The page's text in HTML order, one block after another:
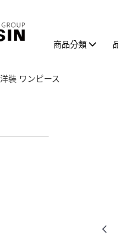
商品分類
洋裝 ワンピース